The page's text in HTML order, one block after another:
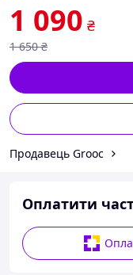
1 090 ₴
1 650 ₴
Продавець Grooc
Оплатити